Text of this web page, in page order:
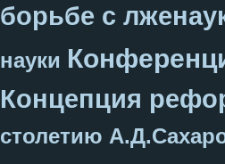
борьбе с
науки
Концепция
столетию